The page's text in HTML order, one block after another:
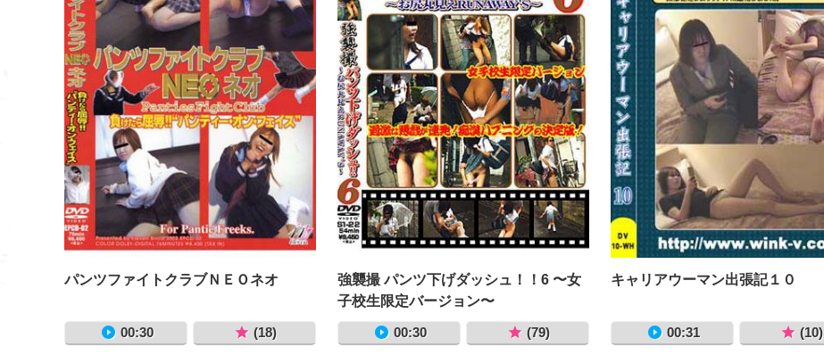
パンツファイトクラブＮＥＯネオ
00:30 (18)
強襲撮 パンツ下げダッシュ！！6 〜女
子校生限定バージョン〜
00:30 (79)
キャリアウーマン出張記１０
00:31 (10)